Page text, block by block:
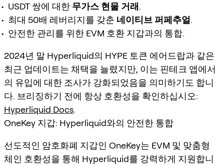
USDT 쌍에 대한 무가스 현물 거래.
최대 50배 레버리지를 갖춘 네이티브 퍼페추얼.
안전한 관리를 위한 EVM 호환 지갑과의 통합.
2024년 말 Hyperliquid의 HYPE 토큰 에어드랍과 같은
최근 업데이트는 채택을 늘렸지만, 이는 핀테크 앱에서
의 유입에 대한 조사가 강화되었음을 의미하기도 합니
다. 브리징하기 전에 항상 호환성을 확인하십시오:
Hyperliquid Docs.
OneKey 지갑: Hyperliquid와의 안전한 통합
선도적인 암호화폐 지갑인 OneKey는 EVM 및 맞춤형
체인 호환성을 통해 Hyperliquid를 강력하게 지원합니